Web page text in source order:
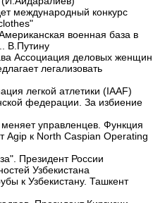
международный конкурс
военная база в
В.Путину
Ассоциация деловых женщин
легализовать
легкой атлетики (IAAF)
федерации. За избиение
управленцев. Функция
Agip к North Caspian Operating
Президент России
Узбекистана
к Узбекистану. Ташкент